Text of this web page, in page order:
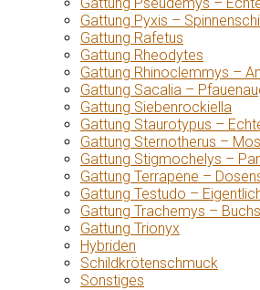
Gattung Pyxis –
Gattung Rafetus
Gattung Rheodytes
Gattung Rhinoclemmys –
Gattung Sacalia –
Gattung Siebenrockiella
Gattung Staurotypus –
Gattung Sternotherus –
Gattung Stigmochelys –
Gattung Terrapene –
Gattung Testudo –
Gattung Trachemys –
Gattung Trionyx
Hybriden
Schildkrötenschmuck
Sonstiges